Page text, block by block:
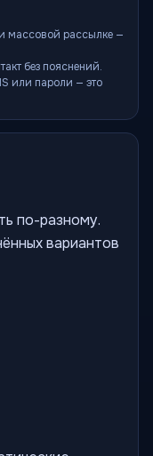
массовой рассылке —
без пояснений.
или пароли — это
по-разному.
вариантов